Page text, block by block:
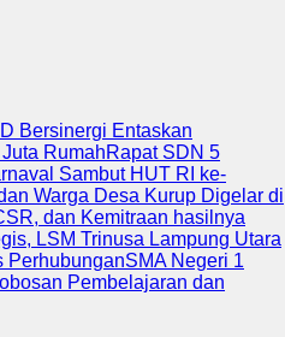
Bersinergi Entaskan
RumahRapat SDN 5
Sambut HUT RI ke-
Warga Desa Kurup Digelar di
dan Kemitraan hasilnya
LSM Trinusa Lampung Utara
PerhubunganSMA Negeri 1
Pembelajaran dan